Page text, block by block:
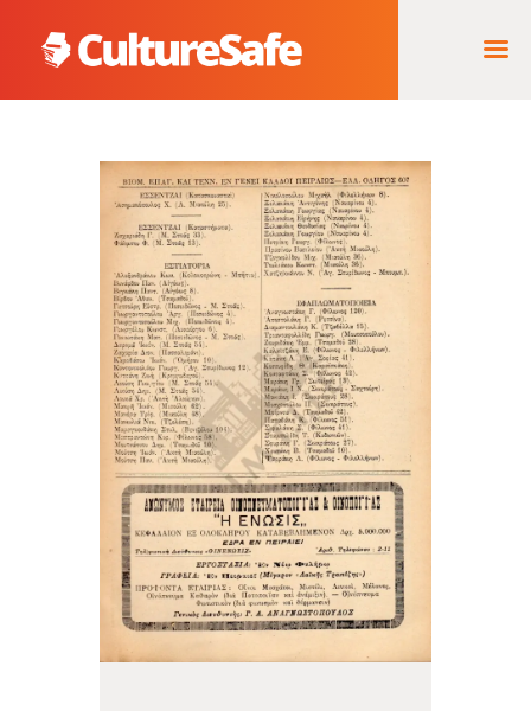
ΑΡΧΙΚΉ
ΦΟΡΈΑΣ ΥΛΟΠΟΊΗΣΗΣ
& ΈΡΓΑ
ΘΗΣΑΥΡΌΣ
ΤΕΚΜΗΡΊΩΝ